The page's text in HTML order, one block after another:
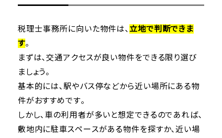
税理士事務所に向いた物件は、立地で判断できま
す。
まずは、交通アクセスが良い物件をできる限り選び
ましょう。
基本的には、駅やバス停などから近い場所にある物
件がおすすめです。
しかし、車の利用者が多いと想定できるのであれば、
敷地内に駐車スペースがある物件を探すか、近い場